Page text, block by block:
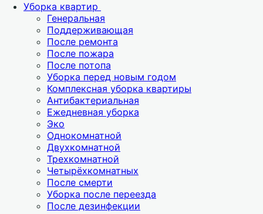
Уборка квартир
Генеральная
Поддерживающая
После ремонта
После пожара
После потопа
Уборка перед новым годом
Комплексная уборка квартиры
Антибактериальная
Ежедневная уборка
Эко
Однокомнатной
Двухкомнатной
Трехкомнатной
Четырёхкомнатных
После смерти
Уборка после переезда
После дезинфекции